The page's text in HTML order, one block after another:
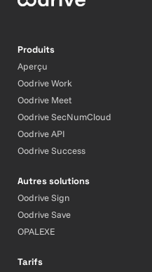
Produits
Aperçu
Oodrive Work
Oodrive Meet
Oodrive SecNumCloud
Oodrive API
Oodrive Success
Autres solutions
Oodrive Sign
Oodrive Save
OPALEXE
Tarifs